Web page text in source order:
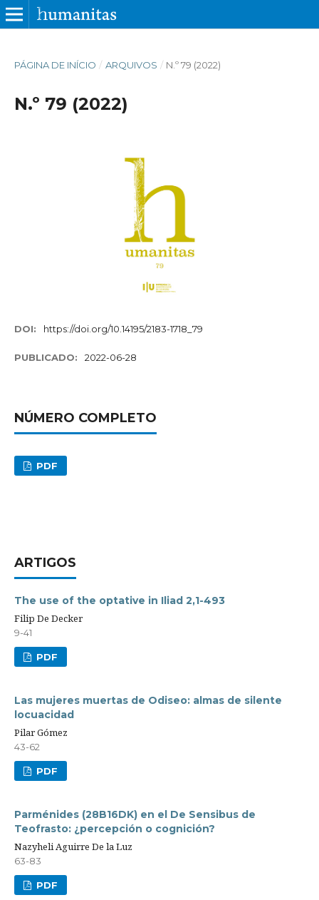
PÁGINA DE INÍCIO / ARQUIVOS / N.º 79 (2022)
N.º 79 (2022)
DOI: https://doi.org/10.14195/2183-1718_79
PUBLICADO: 2022-06-28
NÚMERO COMPLETO
PDF
ARTIGOS
The use of the optative in Iliad 2,1-493
Filip De Decker
9-41
PDF
Las mujeres muertas de Odiseo: almas de silente
locuacidad
Pilar Gómez
43-62
PDF
Parménides (28B16DK) en el De Sensibus de
Teofrasto: ¿percepción o cognición?
Nazyheli Aguirre De la Luz
63-83
PDF